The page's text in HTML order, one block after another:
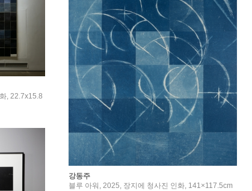
, 22.7x15.8
강동주
블루 아워, 2025, 장지에 청사진 인화, 141×117.5cm